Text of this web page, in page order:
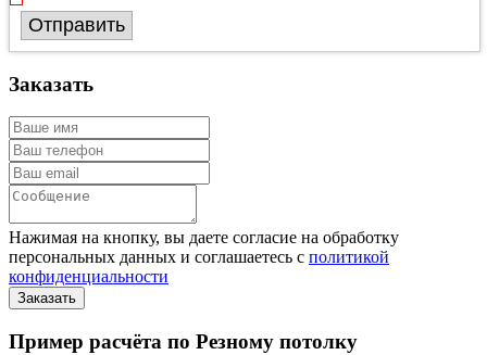
Отправить
Заказать
Нажимая на кнопку, вы даете согласие на обработку
персональных данных и соглашаетесь с политикой
конфиденциальности
Пример расчёта по Резному потолку